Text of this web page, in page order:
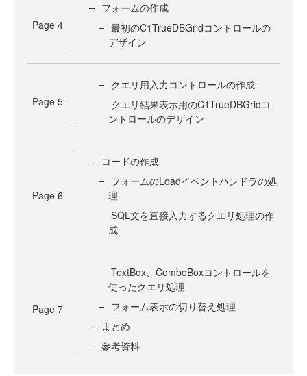
Page 4
フォームの作成
最初のC1TrueDBGridコントロールの
デザイン
Page 5
クエリ用入力コントロールの作成
クエリ結果表示用のC1TrueDBGridコ
ントロールのデザイン
Page 6
コードの作成
フォームのLoadイベントハンドラの処
理
SQL文を直接入力するクエリ処理の作
成
Page 7
TextBox、ComboBoxコントロールを
使ったクエリ処理
フォーム表示の切り替え処理
まとめ
参考資料